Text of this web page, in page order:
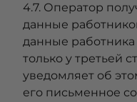
4.7. Оператор
данные
данные
только у третьей
уведомляет об
его письменное